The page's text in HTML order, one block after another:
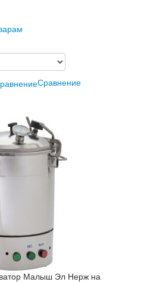
Сравнение
Малыш Эл Нерж на